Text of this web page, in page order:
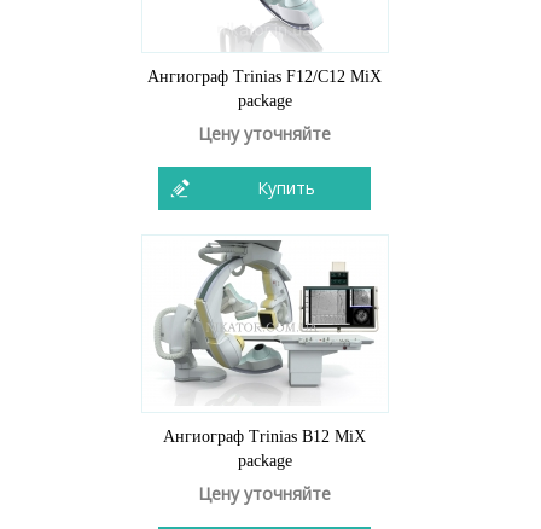
Ангиограф Trinias F12/C12 MiX
package
Цену уточняйте
Купить
Ангиограф Trinias B12 MiX
package
Цену уточняйте